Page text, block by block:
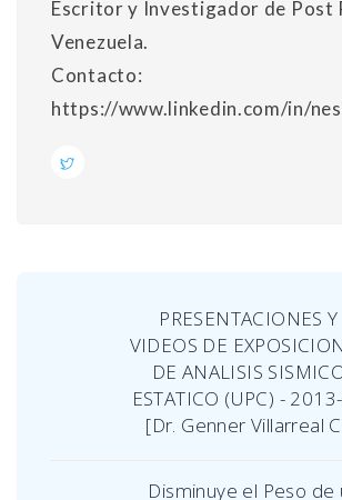
Escritor y Investigador de Post
Venezuela.
Contacto:
https://www.linkedin.com/in/
PRESENTACIONES Y
VIDEOS DE
DE ANALISIS
ESTATICO (UPC) -
[Dr. Genner Villarreal
Disminuye el Peso de